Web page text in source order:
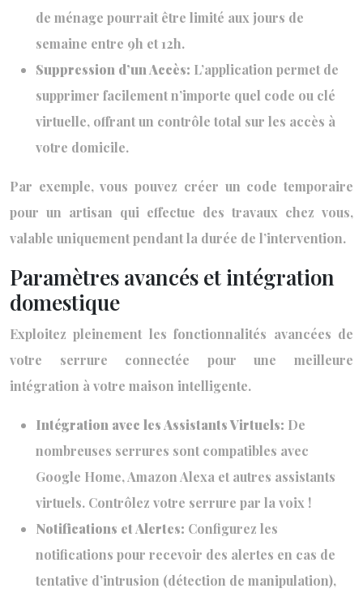
de ménage pourrait être limité aux jours de
semaine entre 9h et 12h.
Suppression d’un Accès: L’application permet de
supprimer facilement n’importe quel code ou clé
virtuelle, offrant un contrôle total sur les accès à
votre domicile.
Par exemple, vous pouvez créer un code temporaire
pour un artisan qui effectue des travaux chez vous,
valable uniquement pendant la durée de l’intervention.
Paramètres avancés et intégration
domestique
Exploitez pleinement les fonctionnalités avancées de
votre serrure connectée pour une meilleure
intégration à votre maison intelligente.
Intégration avec les Assistants Virtuels: De
nombreuses serrures sont compatibles avec
Google Home, Amazon Alexa et autres assistants
virtuels. Contrôlez votre serrure par la voix !
Notifications et Alertes: Configurez les
notifications pour recevoir des alertes en cas de
tentative d’intrusion (détection de manipulation),